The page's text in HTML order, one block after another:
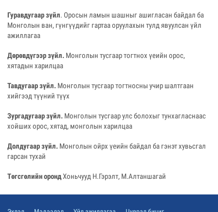
Гуравдугаар зүйл. Оросын ламын шашныг ашигласан байдал ба
Монголын ван, гүнгүүдийг гартаа оруулахын тулд явуулсан үйл
ажиллагаа
Дөрөвдүгээр зүйл. Монголын тусгаар тогтнох үеийн орос,
хятадын харилцаа
Тавдугаар зүйл. Монголын тусгаар тогтносны учир шалтгаан
хийгээд түүний түүх
Зургадугаар зүйл. Монголын тусгаар улс болохыг тунхагласнаас
хойших орос, хятад, монголын харилцаа
Долдугаар зүйл. Монголын ойрх үеийн байдал ба гэнэт хувьсгал
гарсан тухай
Төгсгөлийн орондХоньчууд Н.Гэрэлт, М.Алтаншагай